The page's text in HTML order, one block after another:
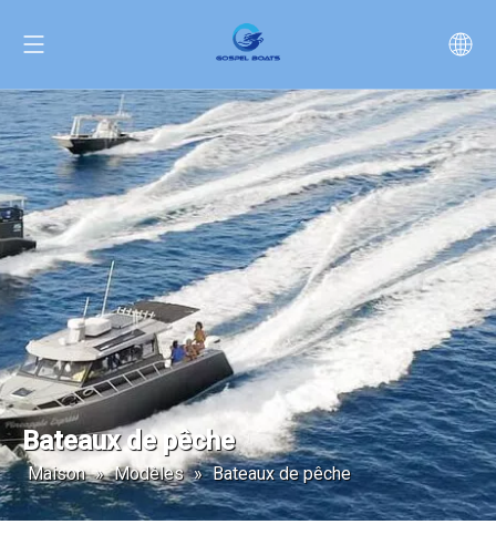
Bateaux de pêche
Maison » Modèles » Bateaux de pêche